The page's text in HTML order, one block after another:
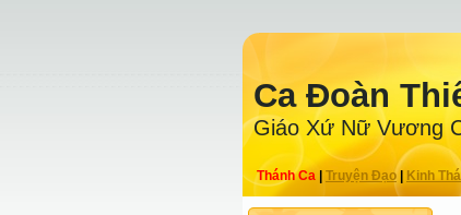
Ca Ðoàn
Giáo Xứ Nữ Vương
Thánh Ca Truyện Ðạo| Kinh